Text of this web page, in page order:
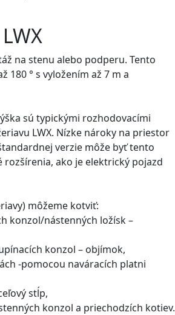
na stenu alebo podperu. Tento
180 ° s vyložením až 7 m a
sú typickými rozhodovacími
LWX. Nízke nároky na priestor
verzie môže byť tento
ako je elektrický pojazd
môžeme kotviť:
konzol/nástenných ložísk –
konzol – objímok,
-pomocou naváracích platni
stĺp,
konzol a priechodzích kotiev.